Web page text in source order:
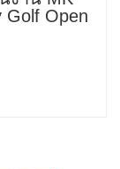
Golf Open